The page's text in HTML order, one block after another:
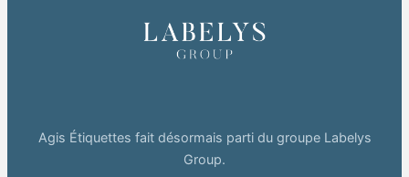
Agis Étiquettes fait désormais parti du groupe Labelys
Group.